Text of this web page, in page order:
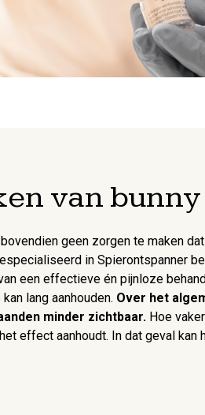
van
geen zorgen te maken
in Spierontspanner
een effectieve én pijnloze
lang aanhouden. Over het
minder zichtbaar. Hoe
effect aanhoudt. In dat geval kan